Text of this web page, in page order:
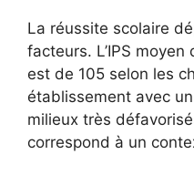
La réussite scolaire
facteurs. L’IPS
est de 105 selon les
établissement avec
milieux très
correspond à un